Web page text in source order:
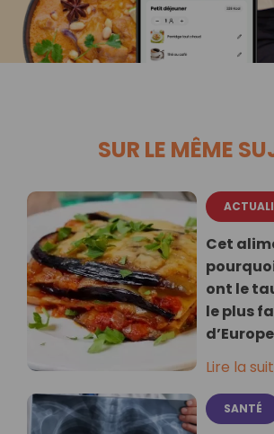
SUR LE MÊME
Cet
ont le
le plus
d’Europe
Lire la
SANTÉ